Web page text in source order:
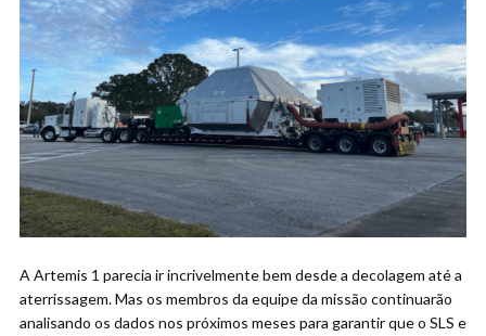
A Artemis 1 parecia ir incrivelmente bem desde a decolagem até a
aterrissagem. Mas os membros da equipe da missão continuarão
analisando os dados nos próximos meses para garantir que o SLS e